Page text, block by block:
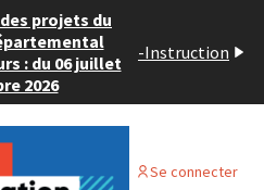
projets du
: du 06 juillet
2026
-Instruction
Se connecter